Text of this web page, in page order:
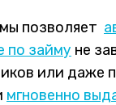
позволяет
по займу не
или даже
мгновенно